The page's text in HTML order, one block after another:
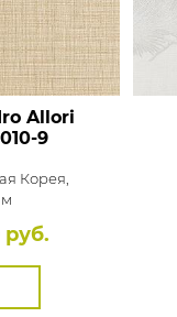
Allori
9
Корея,
м